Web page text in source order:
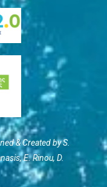
& Created by S.
E. Rinou, D.